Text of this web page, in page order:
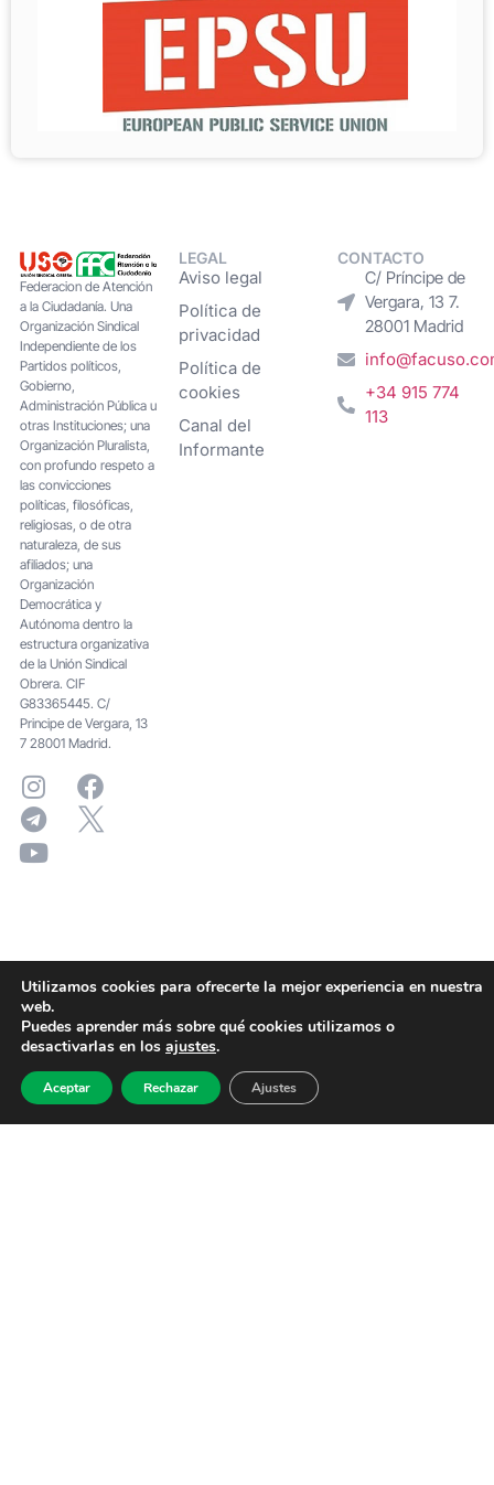
Federacion de Atención
a la Ciudadanía. Una
Organización Sindical
Independiente de los
Partidos políticos,
Gobierno,
Administración Pública u
otras Instituciones; una
Organización Pluralista,
con profundo respeto a
las convicciones
políticas, filosóficas,
religiosas, o de otra
naturaleza, de sus
afiliados; una
Organización
Democrática y
Autónoma dentro la
estructura organizativa
de la Unión Sindical
Obrera. CIF
G83365445. C/
Principe de Vergara, 13
7 28001 Madrid.
LEGAL
Aviso legal
Política de
privacidad
Política de
cookies
Canal del
Informante
CONTACTO
C/ Príncipe de
Vergara, 13 7.
28001 Madrid
+34 915 774
113
Utilizamos cookies para ofrecerte la mejor experiencia en nuestra
web.
Puedes aprender más sobre qué cookies utilizamos o
desactivarlas en los ajustes.
Aceptar Rechazar Ajustes